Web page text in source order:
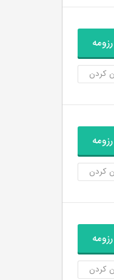
کردن
کردن
کردن